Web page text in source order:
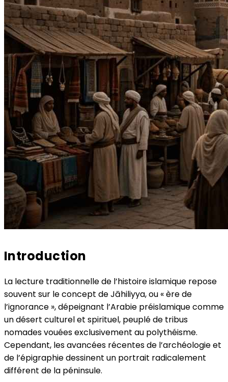
Introduction
La lecture traditionnelle de l’histoire islamique repose
souvent sur le concept de Jāhiliyya, ou « ère de
l’ignorance », dépeignant l’Arabie préislamique comme
un désert culturel et spirituel, peuplé de tribus
nomades vouées exclusivement au polythéisme.
Cependant, les avancées récentes de l’archéologie et
de l’épigraphie dessinent un portrait radicalement
différent de la péninsule.